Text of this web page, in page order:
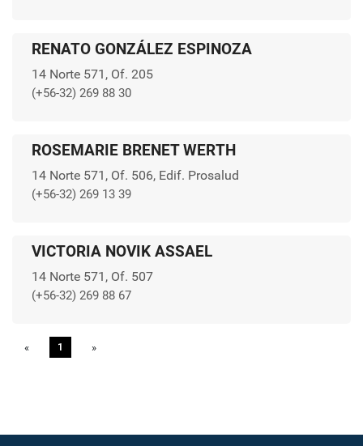
RENATO GONZÁLEZ ESPINOZA
14 Norte 571, Of. 205
(+56-32) 269 88 30
ROSEMARIE BRENET WERTH
14 Norte 571, Of. 506, Edif. Prosalud
(+56-32) 269 13 39
VICTORIA NOVIK ASSAEL
14 Norte 571, Of. 507
(+56-32) 269 88 67
« Previous
1 »